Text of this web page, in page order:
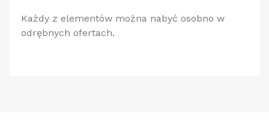
Każdy z elementów można nabyć osobno w
odrębnych ofertach.